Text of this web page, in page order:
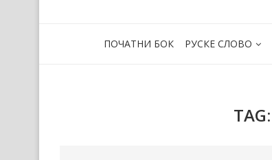
ПОЧАТНИ БОК РУСКЕ СЛОВО
TAG: